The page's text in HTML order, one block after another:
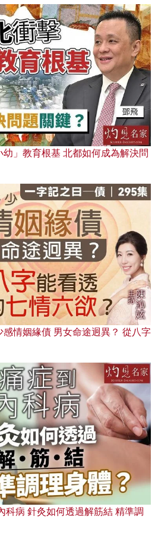
」教育根基 北都如何成為解決問
情姻緣債 男女命途迥異？ 從八字
科病 針灸如何透過解筋結 精準調